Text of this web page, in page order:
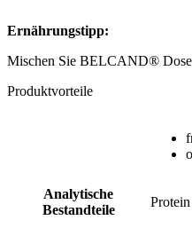
Ernährungstipp:
Mischen Sie BELCAND®
Produktvorteile
Analytische
Bestandteile